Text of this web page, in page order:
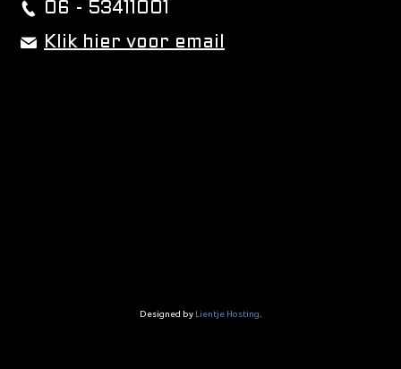
06 - 53411001
Klik hier voor email
Designed by Lientje Hosting